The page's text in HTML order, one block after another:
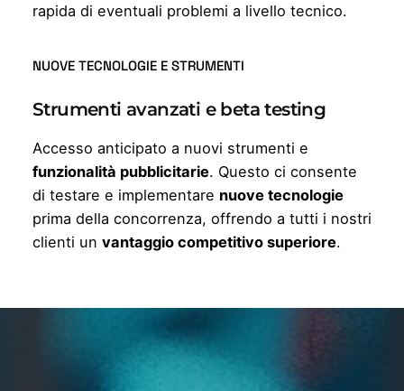
rapida di eventuali problemi a livello tecnico.
NUOVE TECNOLOGIE E STRUMENTI
Strumenti avanzati e beta testing
Accesso anticipato a nuovi strumenti e
funzionalità pubblicitarie. Questo ci consente
di testare e implementare nuove tecnologie
prima della concorrenza, offrendo a tutti i nostri
clienti un vantaggio competitivo superiore.